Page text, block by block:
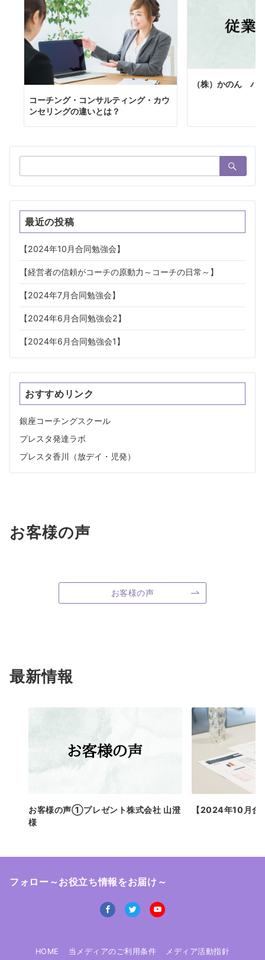
コーチング・コンサルティング・カウ
ンセリングの違いとは？
（株）かのん バ
索：
最近の投稿
【2024年10月合同勉強会】
【経営者の信頼がコーチの原動力～コーチの日常～】
【2024年7月合同勉強会】
【2024年6月合同勉強会2】
【2024年6月合同勉強会1】
おすすめリンク
銀座コーチングスクール
プレスタ発達ラボ
プレスタ香川（放デイ・児発）
お客様の声
お客様の声
最新情報
お客様の声①プレゼント株式会社 山澄
様
【2024年10月合
フォロー～お役立ち情報をお届け～
HOME 当メディアのご利用条件 メディア活動指針